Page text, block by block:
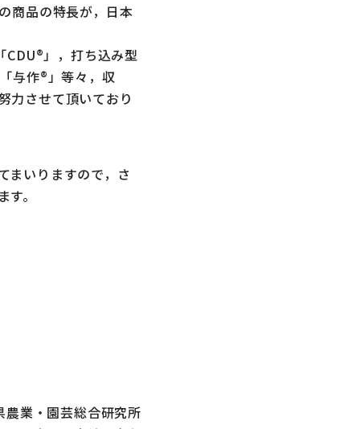
商品の特長が，日本
」，打ち込み型
与作®」等々，収
力させて頂いており
いりますので，さ
。
農業・園芸総合研究所